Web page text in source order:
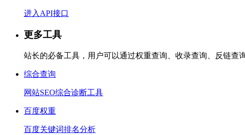
进入API接口
更多工具
站长的必备工具，用户可以通过权重查询、收录查询、反链查
综合查询
网站SEO综合诊断工具
百度权重
百度关键词排名分析